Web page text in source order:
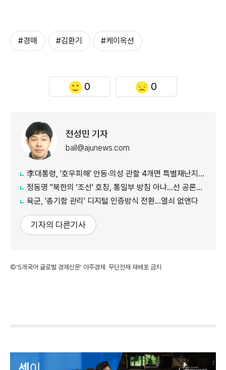
#경매 #김환기 #케이옥션
0 0
전성민 기자
ball@ajunews.com
李대통령, '호우피해' 안동·의성 관할 4개면 특별재난지역 선포
정동영 "북한의 '조선' 호칭, 통일부 방침 아냐...선 공론화 먼저"
육군, '총기함 관리' 디지털 인증방식 전환…열쇠 없앤다
기자의 다른기사
©'5개국어 글로벌 경제신문' 아주경제. 무단전재·재배포 금지